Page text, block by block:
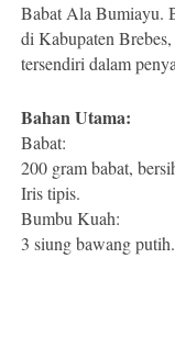
Babat Ala Bumiayu.
di Kabupaten
tersendiri dalam
Bahan Utama:
Babat:
200 gram babat,
Iris tipis.
Bumbu Kuah:
3 siung bawang putih.